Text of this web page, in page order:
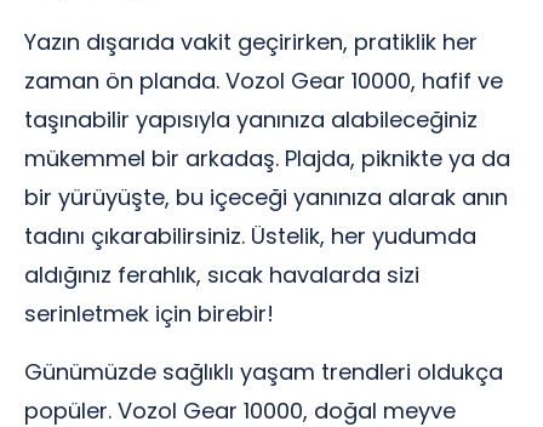
Yazın dışarıda vakit geçirirken, pratiklik her
zaman ön planda. Vozol Gear 10000, hafif ve
taşınabilir yapısıyla yanınıza alabileceğiniz
mükemmel bir arkadaş. Plajda, piknikte ya da
bir yürüyüşte, bu içeceği yanınıza alarak anın
tadını çıkarabilirsiniz. Üstelik, her yudumda
aldığınız ferahlık, sıcak havalarda sizi
serinletmek için birebir!
Günümüzde sağlıklı yaşam trendleri oldukça
popüler. Vozol Gear 10000, doğal meyve